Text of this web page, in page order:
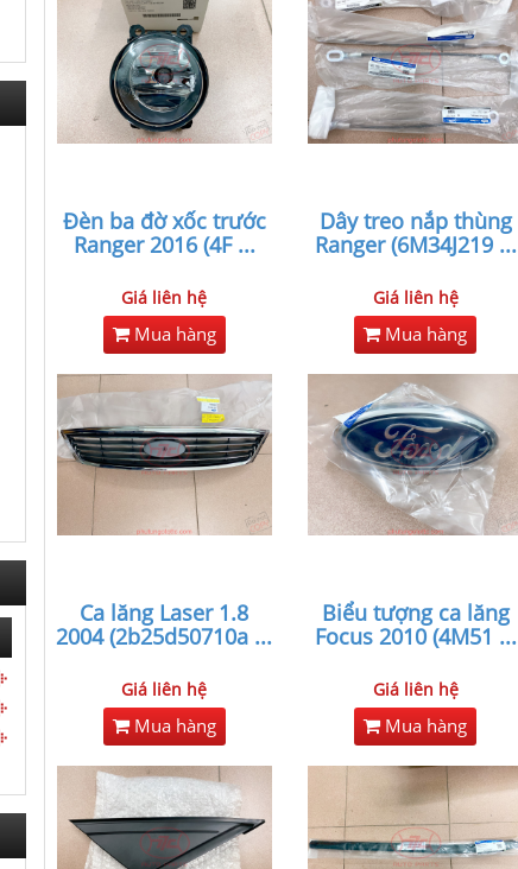
Đèn ba đờ xốc trước
Ranger 2016 (4F...
Giá liên hệ
Mua hàng
Dây treo nắp thùng
Ranger (6M34J219...
Giá liên hệ
Mua hàng
Ca lăng Laser 1.8
2004 (2b25d50710a ...
Giá liên hệ
Mua hàng
Biểu tượng ca lăng
Focus 2010 (4M51 ...
Giá liên hệ
Mua hàng